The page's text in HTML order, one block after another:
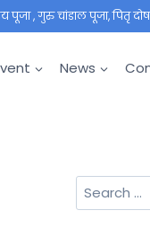
पूजा , गुरु चांडाल पूजा, पितृ
News
Search
for: